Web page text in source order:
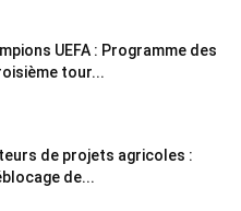
UEFA : Programme des
tour...
de projets agricoles :
de...